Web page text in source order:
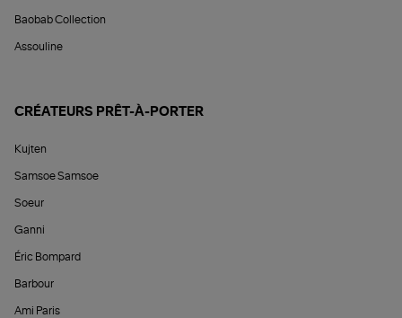
Baobab Collection
Assouline
CRÉATEURS PRÊT-À-PORTER
Kujten
Samsoe Samsoe
Soeur
Ganni
Éric Bompard
Barbour
Ami Paris